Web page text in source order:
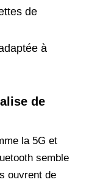
de
à
de
la 5G et
semble
ouvrent de